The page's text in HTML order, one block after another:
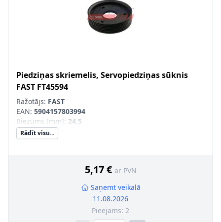
Piedziņas skriemelis, Servopiedziņas sūknis
FAST FT45594
Ražotājs: FAST
EAN: 5904157803994
Biezums [mm]: 24,5
Rādīt visu...
5,17 € ar PVN
Saņemt veikalā
11.08.2026
Pieejams: 2